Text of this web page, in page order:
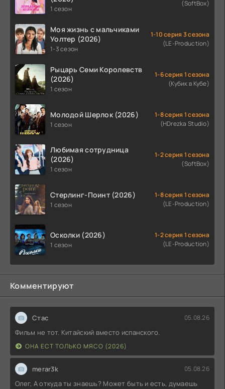
1 сезон
(SoftBox)
Моя жизнь с мальчиками
Уолтер (2026)
1-3 сезон
1-10 серия 3 сезона
(LE-Production)
Рыцарь Семи Королевств
(2026)
1 сезон
1-6 серия 1 сезона
(Кубик в Кубе)
Молодой Шерлок (2026)
1 сезон
1-8 серия 1 сезона
(HDrezka Studio)
Любимая сотрудница
(2026)
1 сезон
1-2 серия 1 сезона
(SoftBox)
Стерлинг-Поинт (2026)
1 сезон
1-8 серия 1 сезона
(LE-Production)
Осколки (2026)
1 сезон
1-2 серия 1 сезона
(LE-Production)
Комментируют
Стас 05.08.26
Фильм не тот. Китайский вместо испанского.
ОНА ЕСТ ТОЛЬКО МЯСО (2026)
merar3k 05.08.26
Олег, А откуда ты знаешь? Может быть и есть, думаешь